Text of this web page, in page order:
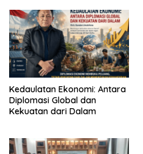
Kedaulatan Ekonomi: Antara
Diplomasi Global dan
Kekuatan dari Dalam